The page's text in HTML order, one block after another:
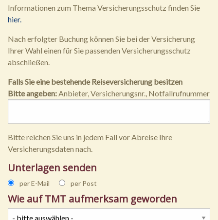
Informationen zum Thema Versicherungsschutz finden Sie
hier.
Nach erfolgter Buchung können Sie bei der Versicherung
Ihrer Wahl einen für Sie passenden Versicherungsschutz
abschließen.
Falls Sie eine bestehende Reiseversicherung besitzen
Bitte angeben:Anbieter, Versicherungsnr., Notfallrufnummer
Bitte reichen Sie uns in jedem Fall vor Abreise Ihre
Versicherungsdaten nach.
Unterlagen senden
per E-Mail per Post
Wie auf TMT aufmerksam geworden